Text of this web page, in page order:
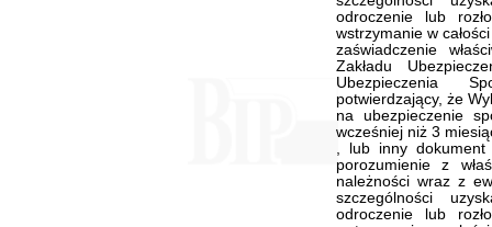
odroczenie lub
wstrzymanie w
zaświadczenie
Zakładu
Ubezpieczenia
potwierdzający, że
na ubezpieczenie
wcześniej niż 3
, lub inny dokument
porozumienie z
należności wraz z
szczególności
odroczenie lub